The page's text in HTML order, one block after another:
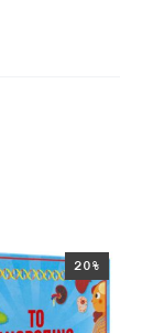
20%